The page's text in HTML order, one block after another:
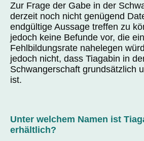
Zur Frage der Gabe in der
derzeit noch nicht genügend
endgültige Aussage treffen zu
jedoch keine Befunde vor, die
Fehlbildungsrate nahelegen
jedoch nicht, dass Tiagabin in
Schwangerschaft grundsätzlich
ist.
Unter welchem Namen ist
erhältlich?